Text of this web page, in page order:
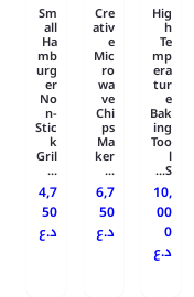
Hig
h
Te
mp
era
tur
e
Bak
ing
Too
l
S...
10,
00
0
د.ع
Cre
ativ
e
Mic
ro
wa
ve
Chi
ps
Ma
ker
...
6,7
50
د.ع
Sm
all
Ha
mb
urg
er
No
n-
Stic
k
Gril
...
4,7
50
د.ع